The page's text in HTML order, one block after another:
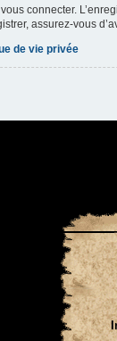
connecter.
assurez-vous
de vie privée